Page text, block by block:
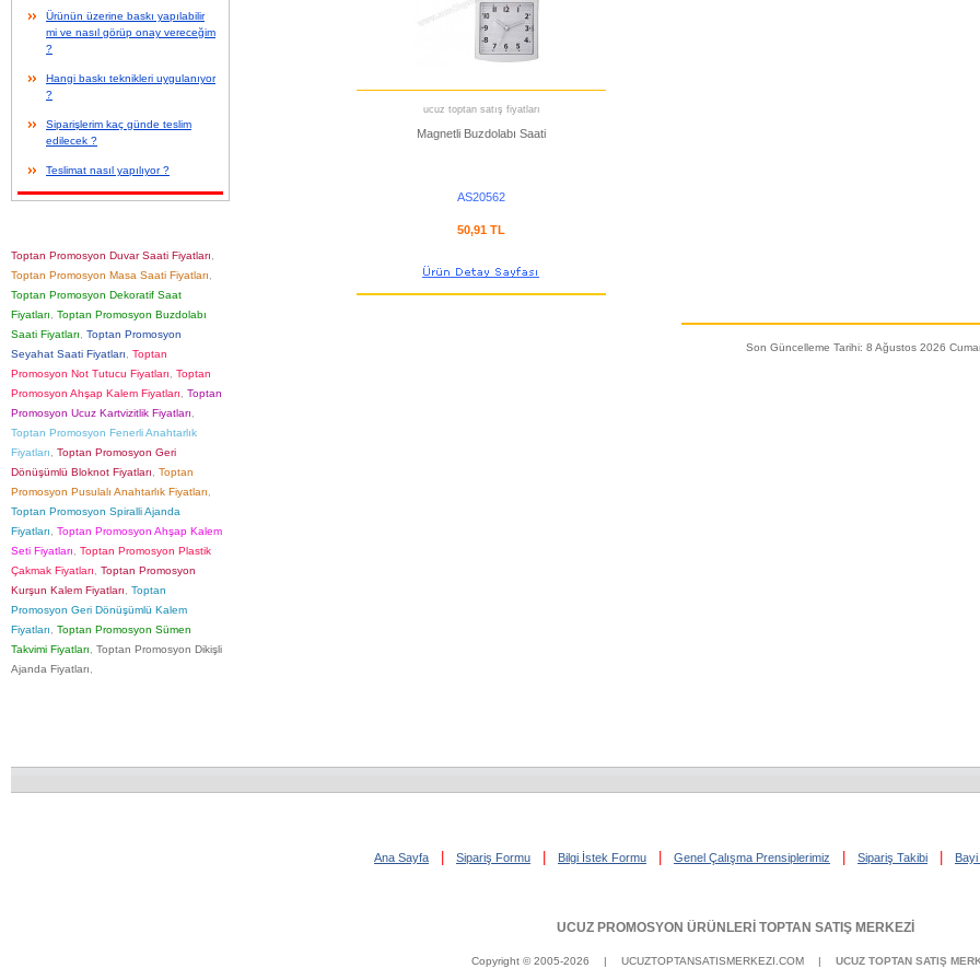
Ürünün üzerine baskı yapılabilir
mi ve nasıl görüp onay vereceğim
?
Hangi baskı teknikleri uygulanıyor
?
Siparişlerim kaç günde teslim
edilecek ?
Teslimat nasıl yapılıyor ?
Toptan Promosyon Duvar Saati Fiyatları
Toptan Promosyon Masa Saati Fiyatları
Toptan Promosyon Dekoratif Saat
Fiyatları
Toptan Promosyon Buzdolabı
Saati Fiyatları
Toptan Promosyon
Seyahat Saati Fiyatları
Toptan
Promosyon Not Tutucu Fiyatları
Toptan
Promosyon Ahşap Kalem Fiyatları
Toptan
Promosyon Ucuz Kartvizitlik Fiyatları
Toptan Promosyon Fenerli Anahtarlık
Fiyatları
Toptan Promosyon Geri
Dönüşümlü Bloknot Fiyatları
Toptan
Promosyon Pusulalı Anahtarlık Fiyatları
Toptan Promosyon Spiralli Ajanda
Fiyatları
Toptan Promosyon Ahşap Kalem
Seti Fiyatları
Toptan Promosyon Plastik
Çakmak Fiyatları
Toptan Promosyon
Kurşun Kalem Fiyatları
Toptan
Promosyon Geri Dönüşümlü Kalem
Fiyatları
Toptan Promosyon Sümen
Takvimi Fiyatları
Toptan Promosyon Dikişli
Ajanda Fiyatları
ucuz toptan satış fiyatları
Magnetli Buzdolabı Saati
AS20562
50,91 TL
Son Güncelleme Tarihi: 8 Ağustos 2026
Ana Sayfa Sipariş Formu Bilgi İstek Formu Genel Çalışma Prensiplerimiz Sipariş Takibi
UCUZ PROMOSYON ÜRÜNLERİ TOPTAN SATIŞ MERKEZİ
Copyright © 2005-2026 | UCUZTOPTANSATISMERKEZI.COM | UCUZ TOPTAN SATIŞ